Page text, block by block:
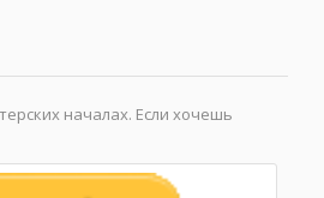
началах. Если хочешь